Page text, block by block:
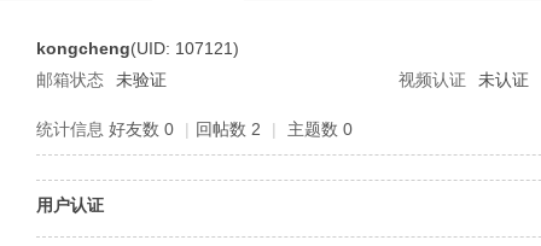
kongcheng(UID: 107121)
邮箱状态
未验证 视频认证 未认证
统计信息 好友数 0 | 回帖数 2 | 主题数 0
用户认证